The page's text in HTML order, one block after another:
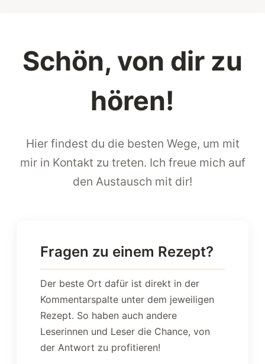
Schön, von dir zu
hören!
Hier findest du die besten Wege, um mit
mir in Kontakt zu treten. Ich freue mich auf
den Austausch mit dir!
Fragen zu einem Rezept?
Der beste Ort dafür ist direkt in der
Kommentarspalte unter dem jeweiligen
Rezept. So haben auch andere
Leserinnen und Leser die Chance, von
der Antwort zu profitieren!